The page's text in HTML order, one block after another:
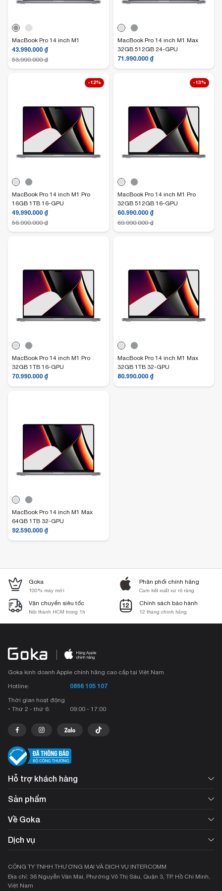
MacBook Pro 14 inch M1
43.990.000 ₫
53.990.000₫
MacBook Pro 14 inch M1 Max
32GB 512GB 24-GPU
71.990.000 ₫
-12%
MacBook Pro 14 inch M1 Pro
16GB 1TB 16-GPU
49.990.000 ₫
56.990.000₫
-13%
MacBook Pro 14 inch M1 Pro
32GB 512GB 16-GPU
60.990.000 ₫
69.990.000₫
MacBook Pro 14 inch M1 Pro
32GB 1TB 16-GPU
70.990.000 ₫
MacBook Pro 14 inch M1 Max
32GB 1TB 32-GPU
80.990.000 ₫
MacBook Pro 14 inch M1 Max
64GB 1TB 32-GPU
92.590.000 ₫
Goka
100% máy mới
Phân phối chính hãng
Cam kết xuất xứ rõ ràng
Vận chuyển siêu tốc
Nội thành HCM trong 1h
Chính sách bảo hành
12 tháng chính hãng
Goka kinh doanh Apple chính hãng cao cấp tại Việt Nam
Hotline:
0866 105 107
Thời gian hoạt động
• Thứ 2 - thứ 6:
09:00 - 17:00
Hỗ trợ khách hàng
Sản phẩm
Về Goka
Dịch vụ
CÔNG TY TNHH THƯƠNG MẠI VÀ DỊCH VỤ INTERCOMM
Địa chỉ: 36 Nguyễn Văn Mai, Phường Võ Thị Sáu, Quận 3, TP. Hồ Chí Minh,
Việt Nam